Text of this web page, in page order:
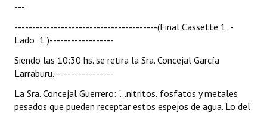
---
----------------------------------------(Final Cassette 1 -
Lado 1 )------------------
Siendo las 10:30 hs. se retira la Sra. Concejal García
Larraburu.-----------------
La Sra. Concejal Guerrero: "...nitritos, fosfatos y metales
pesados que pueden receptar estos espejos de agua. Lo del